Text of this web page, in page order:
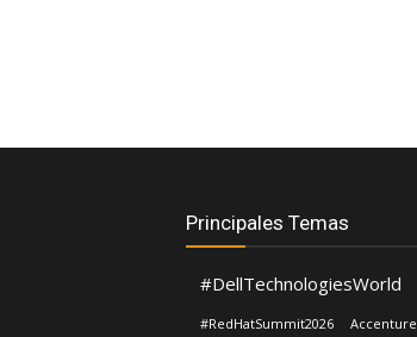
Principales Temas
#DellTechnologiesWorld
#RedHatSummit2026 Accenture